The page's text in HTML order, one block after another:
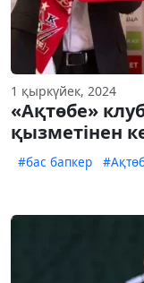
1 қыркүйек, 2024
«Ақтөбе»
қызметінен
#бас бапкер